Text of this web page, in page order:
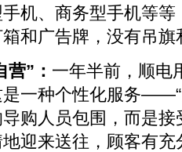
机、商务型手机等等
和广告牌，没有吊旗
”： 一年半前，顺电
一种个性化服务——“
购人员包围，而是
迎来送往，顾客有